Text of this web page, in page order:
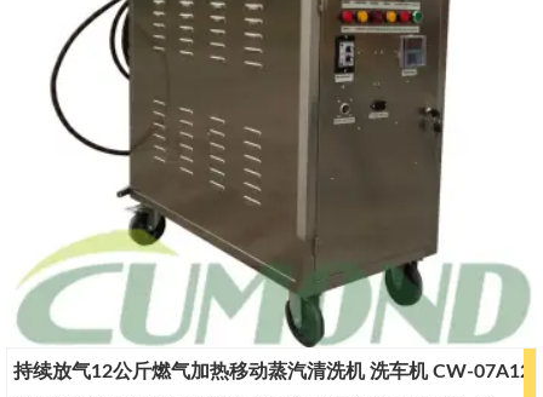
h
持续放气12公斤燃气加热移动蒸汽清洗机 洗车机 CW-07A12